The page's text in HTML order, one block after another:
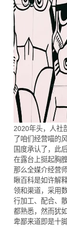
2020年头，人社
了咱们经营喵的
国度承认了，此
在露台上挺起胸
那么全媒介经营
瞅百科是如许解
领和渠道，采用
行加工、配合、
都熟悉，然而犹
卑鄙来道即是十